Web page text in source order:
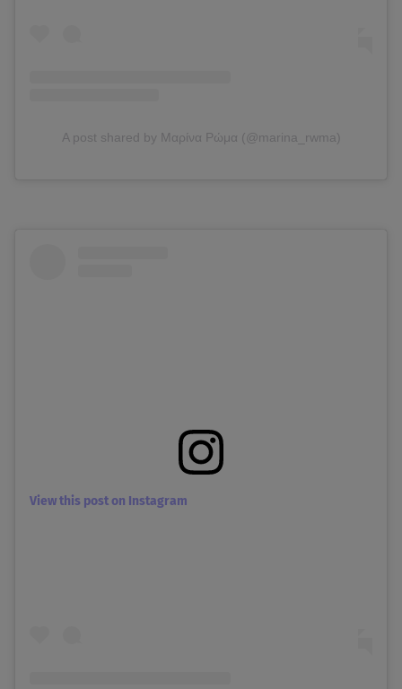
A post shared by Μαρίνα Ρώμα (@marina_rwma)
View this post on Instagram